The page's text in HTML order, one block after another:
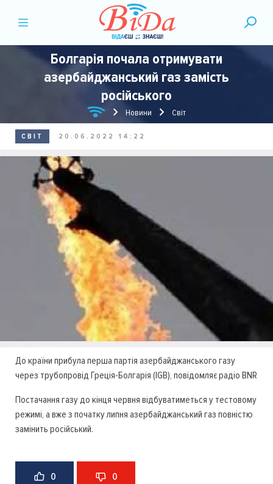
Болгарія почала отримувати
азербайджанський газ замість
російського
Новини Світ
СВІТ 20.06.2022 14:22
До країни прибула перша партія азербайджанського газу
через трубопровід Греція-Болгарія (IGB), повідомляє радіо BNR
Постачання газу до кінця червня відбуватиметься у тестовому
режимі, а вже з початку липня азербайджанський газ повністю
замінить російський.
0 0